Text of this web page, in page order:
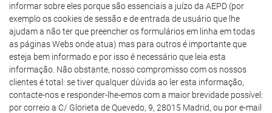
informar sobre eles porque são essenciais a juízo da AEPD (por
exemplo os cookies de sessão e de entrada de usuário que lhe
ajudam a não ter que preencher os formulários em linha em todas
as páginas Webs onde atua) mas para outros é importante que
esteja bem informado e por isso é necessário que leia esta
informação. Não obstante, nosso compromisso com os nossos
clientes é total: se tiver qualquer dúvida ao ler esta informação,
contacte-nos e responder-lhe-emos com a maior brevidade possível:
por correio a C/ Glorieta de Quevedo, 9, 28015 Madrid, ou por e-mail